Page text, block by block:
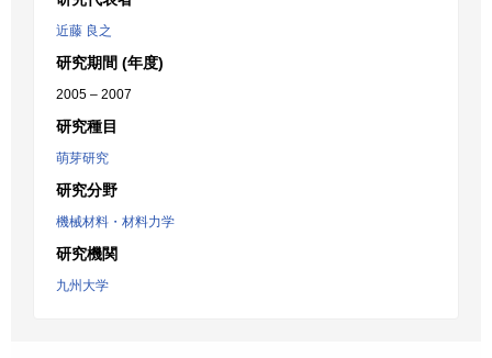
近藤 良之
研究期間 (年度)
2005 – 2007
研究種目
萌芽研究
研究分野
機械材料・材料力学
研究機関
九州大学